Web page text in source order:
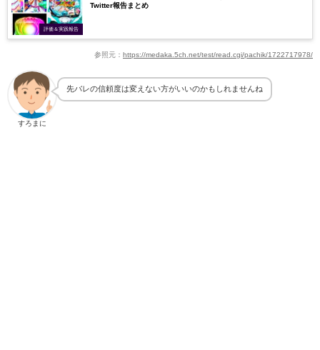
評価＆実践報告
Twitter報告まとめ
参照元： https://medaka.5ch.net/test/read.cgi/pachik/1722717978/
すろまに
先バレの信頼度は変えない方がいいのかもしれませんね